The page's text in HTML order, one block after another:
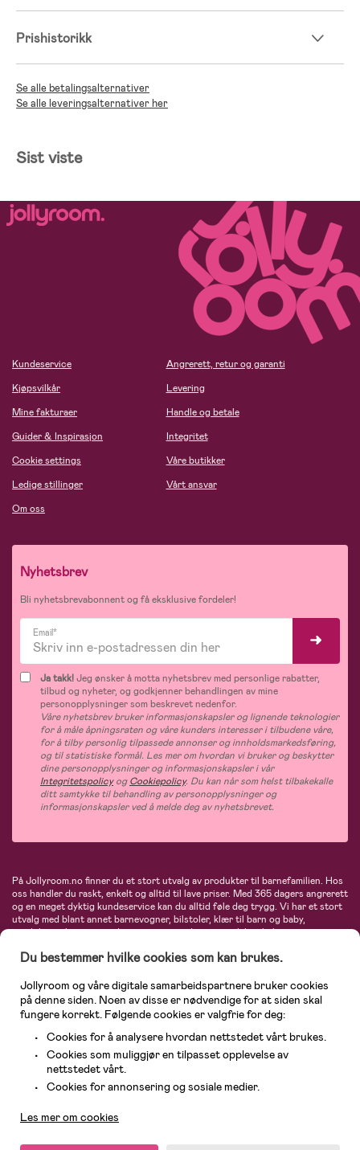
Prishistorikk
Se alle betalingsalternativer
Se alle leveringsalternativer her
Sist viste
Kundeservice
Kjøpsvilkår
Mine fakturaer
Guider & Inspirasjon
Cookie settings
Ledige stillinger
Om oss
Angrerett, retur og garanti
Levering
Handle og betale
Integritet
Våre butikker
Vårt ansvar
Nyhetsbrev
Bli nyhetsbrevabonnent og få eksklusive fordeler!
Email*
Ja takk!Jeg ønsker å motta nyhetsbrev med personlige rabatter,
tilbud og nyheter, og godkjenner behandlingen av mine
personopplysninger som beskrevet nedenfor.
Våre nyhetsbrev bruker informasjonskapsler og lignende teknologier
for å måle åpningsraten og våre kunders interesser i tilbudene våre,
for å tilby personlig tilpassede annonser og innholdsmarkedsføring,
og til statistiske formål. Les mer om hvordan vi bruker og beskytter
dine personopplysninger og informasjonskapsler i vår
IntegritetspolicyogCookiepolicy. Du kan når som helst tilbakekalle
ditt samtykke til behandling av personopplysninger og
informasjonskapsler ved å melde deg av nyhetsbrevet.
På Jollyroom.no finner du et stort utvalg av produkter til barnefamilien. Hos
oss handler du raskt, enkelt og alltid til lave priser. Med 365 dagers angrerett
og en meget dyktig kundeservice kan du alltid føle deg trygg. Vi har et stort
utvalg med blant annet barnevogner, bilstoler, klær til barn og baby,
produkter til mor, mengder av inspirerende interiør, leker, babyustyr og mye
Maxi-Cosi, Baby Jogger, BabyBjörn, Didriksons, KidKraft, Ergobaby, Philips
største nettbutikk for barn og baby!
Du bestemmer hvilke cookies som kan brukes.
Jollyroom og våre digitale samarbeidspartnere bruker cookies
på denne siden. Noen av disse er nødvendige for at siden skal
fungere korrekt. Følgende cookies er valgfrie for deg:
Cookies for å analysere hvordan nettstedet vårt brukes.
Cookies som muliggjør en tilpasset opplevelse av
nettstedet vårt.
Cookies for annonsering og sosiale medier.
Les mer om cookies